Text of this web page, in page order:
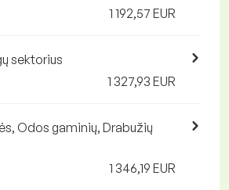
1 192,57 EUR
sektorius
1 327,93 EUR
Odos gaminių, Drabužių
1 346,19 EUR